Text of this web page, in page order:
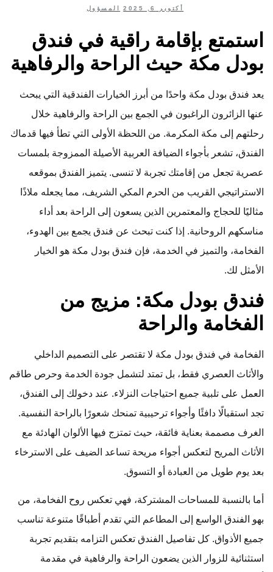
أكتوبر 6, 2025 المسؤول
استمتع بإقامة راقية في فندق
بودل مكة حيث الراحة والرفاهية
يعد فندق بودل مكة واحدًا من أبرز الخيارات الفندقية التي يبحث
عنها الزائرون الراغبون في الجمع بين الراحة والرفاهية خلال
رحلتهم إلى مكة المكرمة. من اللحظة الأولى التي تطأ فيها قدماك
الفندق، تشعر بأجواء الضيافة العربية الأصيلة الممزوجة بلمسات
عصرية تجعل من إقامتك تجربة لا تنسى. يتميز الفندق بموقعه
الاستراتيجي القريب من الحرم المكي الشريف، مما يجعله ملاذًا
مثاليًا للحجاج والمعتمرين الذين يسعون إلى الراحة بعد أداء
مناسكهم الروحانية. إذا كنت تبحث عن فندق يجمع بين الهدوء،
الفخامة، والتميز في الخدمة، فإن فندق بودل مكة هو الخيار
الأمثل لك.
فندق بودل مكة: مزيج من
الفخامة والراحة
الفخامة في فندق بودل مكة لا تقتصر على التصميم الداخلي
والأثاث العصري فقط، بل تمتد لتشمل جودة الخدمة وحرص طاقم
العمل على تلبية جميع احتياجات النزلاء. عند دخولك إلى الفندق،
تجد استقبالًا دافئًا وأجواء ترحيبية تمنحك شعورًا بالراحة النفسية.
الغرف مصممة بعناية فائقة، حيث تمتزج فيها الألوان الهادئة مع
الأثاث المريح لتعكس أجواء مريحة تساعد الضيف على الاسترخاء
بعد يوم طويل من العبادة أو التسوق.
أما بالنسبة للمساحات المشتركة، فهي تعكس روح الفخامة، من
بهو الفندق الواسع إلى المطاعم التي تقدم أطباقًا متنوعة تناسب
جميع الأذواق. كل تفاصيل الفندق تعكس التزامه بتقديم تجربة
استثنائية للزوار الذين يضعون الراحة والرفاهية في مقدمة